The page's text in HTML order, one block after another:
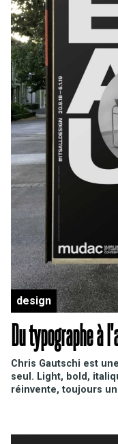
design
Du typographe à
Chris Gautschi est
seul. Light, bold,
réinvente, toujours